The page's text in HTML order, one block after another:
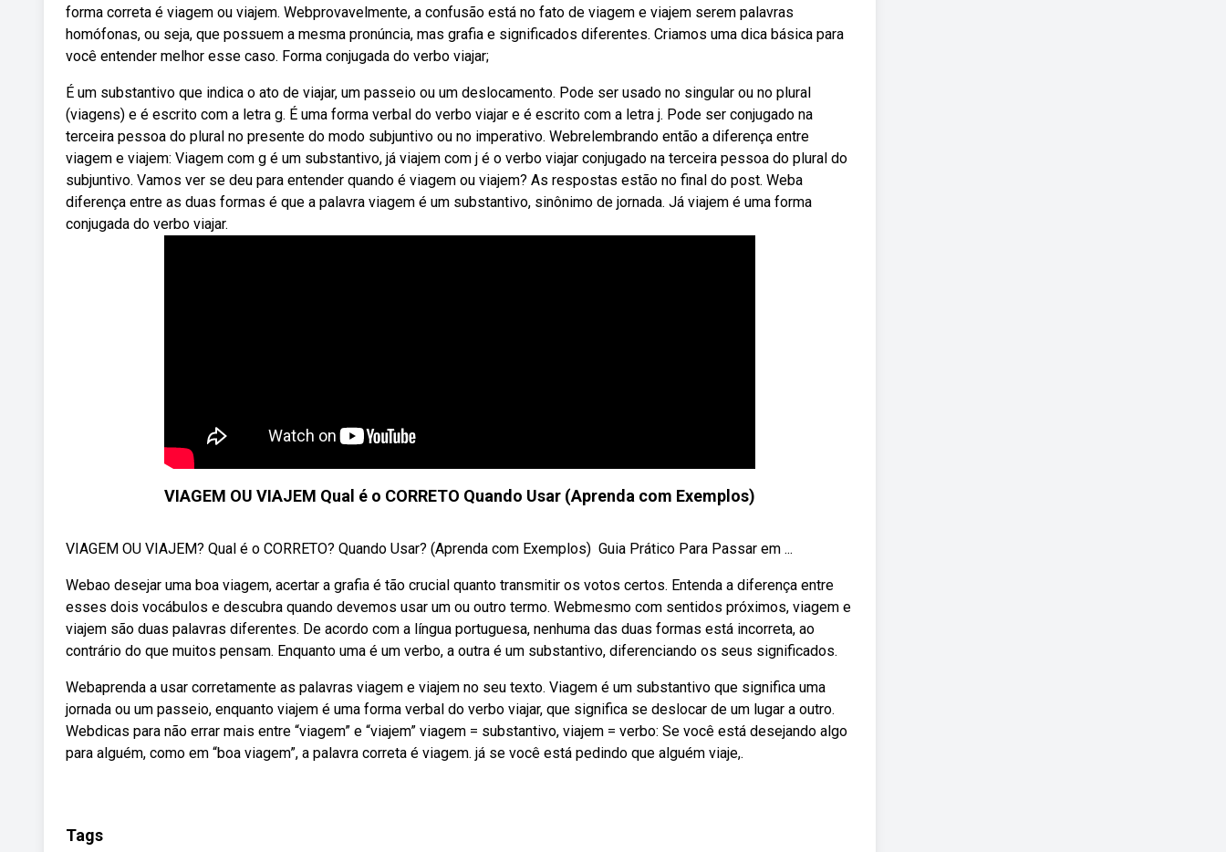
forma correta é viagem ou viajem. Webprovavelmente, a confusão está no fato de viagem e viajem serem palavras
homófonas, ou seja, que possuem a mesma pronúncia, mas grafia e significados diferentes. Criamos uma dica básica para
você entender melhor esse caso. Forma conjugada do verbo viajar;
É um substantivo que indica o ato de viajar, um passeio ou um deslocamento. Pode ser usado no singular ou no plural
(viagens) e é escrito com a letra g. É uma forma verbal do verbo viajar e é escrito com a letra j. Pode ser conjugado na
terceira pessoa do plural no presente do modo subjuntivo ou no imperativo. Webrelembrando então a diferença entre
viagem e viajem: Viagem com g é um substantivo, já viajem com j é o verbo viajar conjugado na terceira pessoa do plural do
subjuntivo. Vamos ver se deu para entender quando é viagem ou viajem? As respostas estão no final do post. Weba
diferença entre as duas formas é que a palavra viagem é um substantivo, sinônimo de jornada. Já viajem é uma forma
conjugada do verbo viajar.
VIAGEM OU VIAJEM Qual é o CORRETO Quando Usar (Aprenda com Exemplos)
VIAGEM OU VIAJEM? Qual é o CORRETO? Quando Usar? (Aprenda com Exemplos) ‍ Guia Prático Para Passar em ...
Webao desejar uma boa viagem, acertar a grafia é tão crucial quanto transmitir os votos certos. Entenda a diferença entre
esses dois vocábulos e descubra quando devemos usar um ou outro termo. Webmesmo com sentidos próximos, viagem e
viajem são duas palavras diferentes. De acordo com a língua portuguesa, nenhuma das duas formas está incorreta, ao
contrário do que muitos pensam. Enquanto uma é um verbo, a outra é um substantivo, diferenciando os seus significados.
Webaprenda a usar corretamente as palavras viagem e viajem no seu texto. Viagem é um substantivo que significa uma
jornada ou um passeio, enquanto viajem é uma forma verbal do verbo viajar, que significa se deslocar de um lugar a outro.
Webdicas para não errar mais entre “viagem” e “viajem” viagem = substantivo, viajem = verbo: Se você está desejando algo
para alguém, como em “boa viagem”, a palavra correta é viagem. já se você está pedindo que alguém viaje,.
Tags